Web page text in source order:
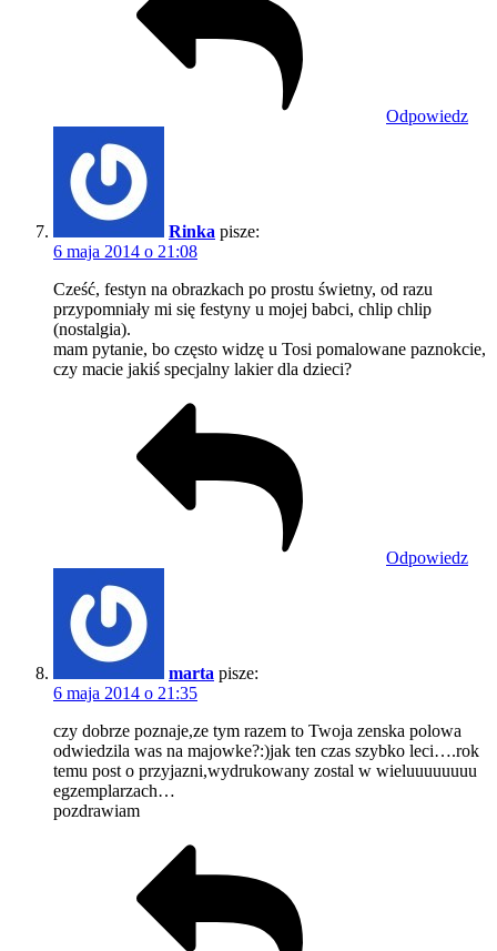
Odpowiedz
Rinka pisze:
6 maja 2014 o 21:08
Cześć, festyn na obrazkach po prostu świetny, od razu
przypomniały mi się festyny u mojej babci, chlip chlip
(nostalgia).
mam pytanie, bo często widzę u Tosi pomalowane paznokcie,
czy macie jakiś specjalny lakier dla dzieci?
Odpowiedz
marta pisze:
6 maja 2014 o 21:35
czy dobrze poznaje,ze tym razem to Twoja zenska polowa
odwiedzila was na majowke?:)jak ten czas szybko leci….rok
temu post o przyjazni,wydrukowany zostal w wieluuuuuuuu
egzemplarzach…
pozdrawiam